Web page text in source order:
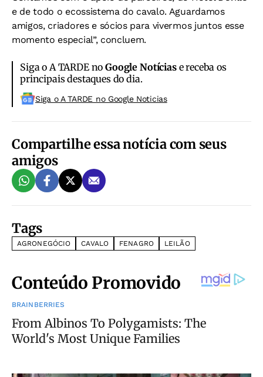
e de todo o ecossistema do cavalo. Aguardamos
amigos, criadores e sócios para vivermos juntos esse
momento especial”, concluem.
Siga o A TARDE noGoogle Notíciase receba os
principais destaques do dia.
Siga o A TARDE no Google Noticias
Compartilhe essa notícia com seus
amigos
Tags
AGRONEGÓCIO CAVALO FENAGRO LEILÃO